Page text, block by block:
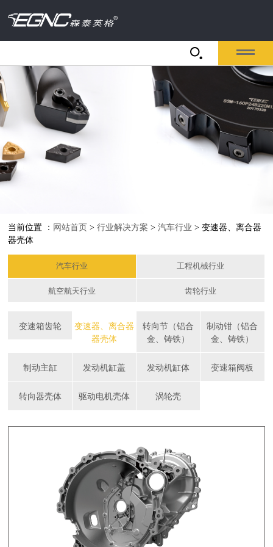
当前位置 ： 网站首页 >行业解决方案 >汽车行业 > 变速器、离合器
器壳体
汽车行业 工程机械行业
航空航天行业 齿轮行业
变速箱齿轮
变速器、离合器
器壳体
转向节（铝合
金、铸铁）
制动钳（铝合
金、铸铁）
制动主缸 发动机缸盖 发动机缸体 变速箱阀板
转向器壳体 驱动电机壳体 涡轮壳